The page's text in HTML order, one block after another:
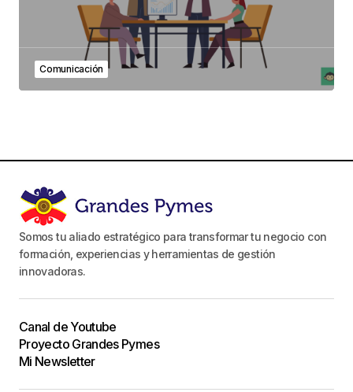
Comunicación
Somos tu aliado estratégico para transformar tu negocio con
formación, experiencias y herramientas de gestión
innovadoras.
Canal de Youtube
Proyecto Grandes Pymes
Mi Newsletter